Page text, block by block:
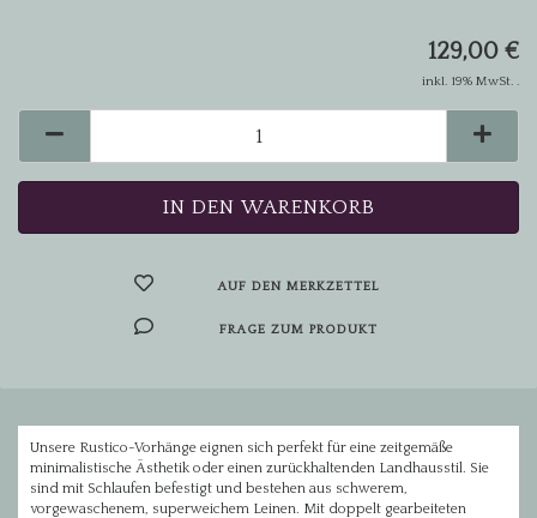
129,00 €
inkl. 19% MwSt. .
AUF DEN MERKZETTEL
FRAGE ZUM PRODUKT
Unsere Rustico-Vorhänge eignen sich perfekt für eine zeitgemäße
minimalistische Ästhetik oder einen zurückhaltenden Landhausstil. Sie
sind mit Schlaufen befestigt und bestehen aus schwerem,
vorgewaschenem, superweichem Leinen. Mit doppelt gearbeiteten